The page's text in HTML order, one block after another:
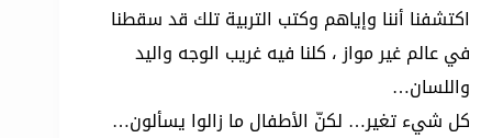
اكتشفنا أننا وإياهم وكتب التربية تلك قد سقطنا
في عالم غير مواز ، كلنا فيه غريب الوجه واليد
واللسان…
كل شيء تغير… لكنّ الأطفال ما زالوا يسألون…